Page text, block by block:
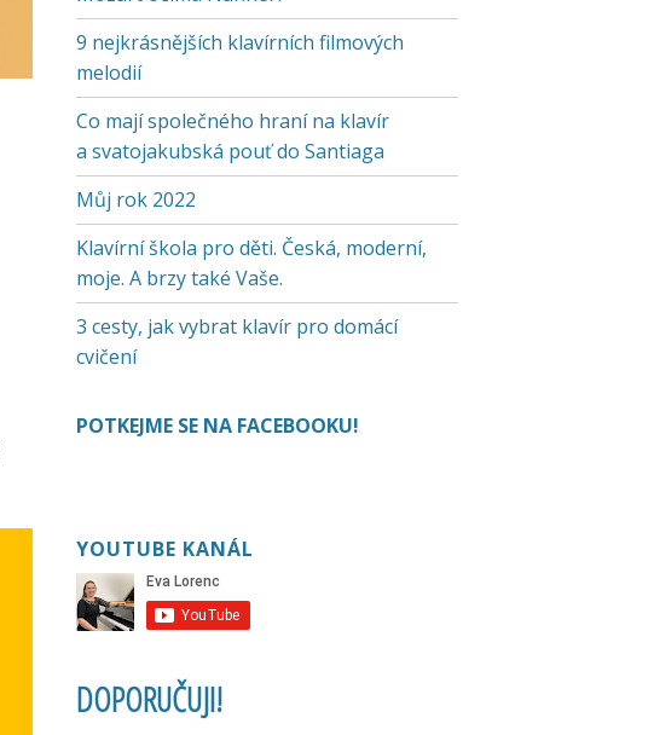
9 nejkrásnějších klavírních filmových
melodií
Co mají společného hraní na klavír
a svatojakubská pouť do Santiaga
Můj rok 2022
Klavírní škola pro děti. Česká, moderní,
moje. A brzy také Vaše.
3 cesty, jak vybrat klavír pro domácí
cvičení
POTKEJME SE NA FACEBOOKU!
YOUTUBE KANÁL
DOPORUČUJI!